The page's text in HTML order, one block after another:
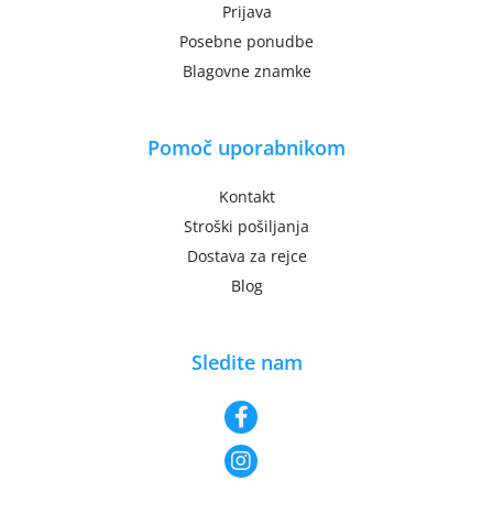
Prijava
Posebne ponudbe
Blagovne znamke
Pomoč uporabnikom
Kontakt
Stroški pošiljanja
Dostava za rejce
Blog
Sledite nam